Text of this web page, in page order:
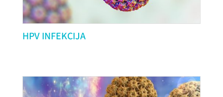
HPV INFEKCIJA